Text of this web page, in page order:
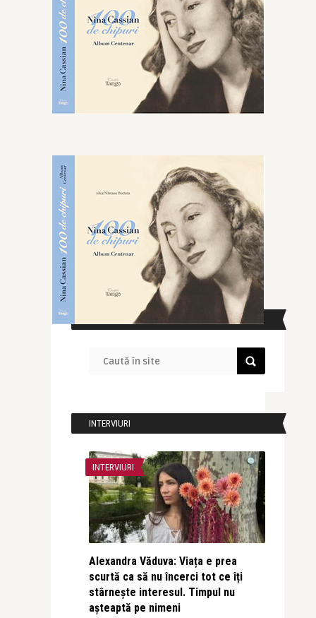
CAUTĂ ÎN SITE
INTERVIURI
INTERVIURI
Alexandra Văduva: Viața e prea
scurtă ca să nu încerci tot ce îți
stârnește interesul. Timpul nu
așteaptă pe nimeni